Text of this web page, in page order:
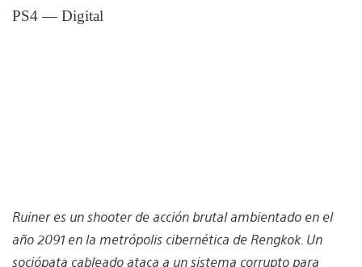
PS4 — Digital
Ruiner es un shooter de acción brutal ambientado en el
año 2091 en la metrópolis cibernética de Rengkok. Un
sociópata cableado ataca a un sistema corrupto para